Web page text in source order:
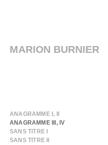
MARION BURNIER
ANAGRAMME I, II
ANAGRAMME III, IV
SANS TITRE I
SANS TITRE II